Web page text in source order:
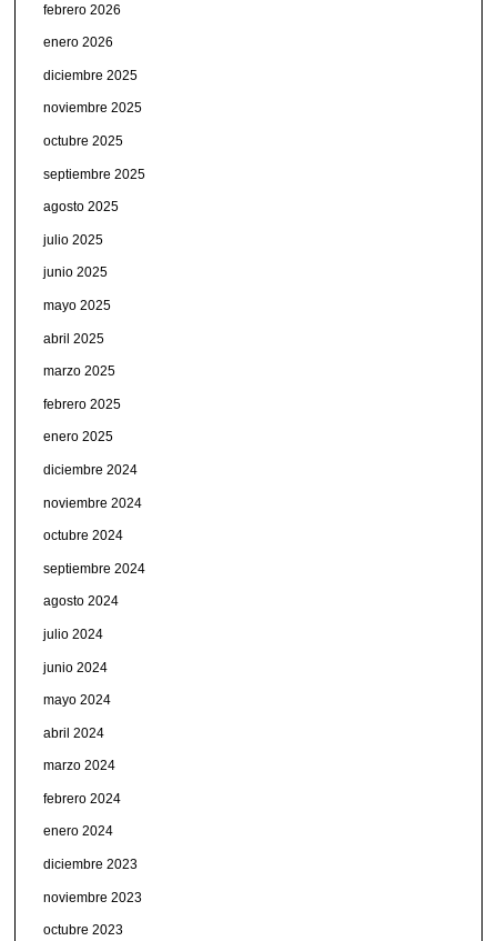
febrero 2026
enero 2026
diciembre 2025
noviembre 2025
octubre 2025
septiembre 2025
agosto 2025
julio 2025
junio 2025
mayo 2025
abril 2025
marzo 2025
febrero 2025
enero 2025
diciembre 2024
noviembre 2024
octubre 2024
septiembre 2024
agosto 2024
julio 2024
junio 2024
mayo 2024
abril 2024
marzo 2024
febrero 2024
enero 2024
diciembre 2023
noviembre 2023
octubre 2023